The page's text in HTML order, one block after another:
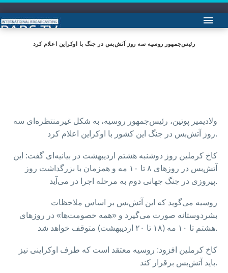
رئیس‌جمهور روسیه سه روز آتش‌بس در جنگ با اوکراین اعلام کرد
ولادیمیر پوتین، رئیس‌جمهور روسیه، به شکل غیرمنتظره‌ای سه
روز آتش‌بس در جنگ این کشور با اوکراین اعلام کرد.
کاخ کرملین روز دوشنبه هشتم اردیبهشت در بیانیه‌ای گفت: این
آتش‌بس در روزهای ۸ تا ۱۰ مه و همزمان با بزرگداشت روز
پیروزی در جنگ جهانی دوم به مرحله اجرا در می‌آید.
روسیه می‌گوید که این آتش‌بس بر اساس ملاحظات
بشردوستانه صورت می‌گیرد و «همه خصومت‌ها» در روزهای
هشتم تا ۱۰ مه (۱۸ تا ۲۰ اردیبهشت) متوقف خواهد شد.
کاخ کرملین افزود: روسیه معتقد است که طرف اوکراینی نیز
باید آتش‌بس برقرار کند.